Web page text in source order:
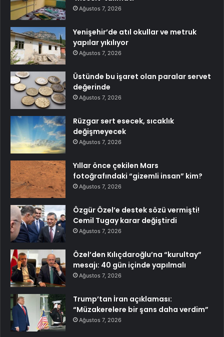
Ağustos 7, 2026
Yenişehir’de atıl okullar ve metruk
yapılar yıkılıyor
Ağustos 7, 2026
Üstünde bu işaret olan paralar servet
değerinde
Ağustos 7, 2026
Rüzgar sert esecek, sıcaklık
değişmeyecek
Ağustos 7, 2026
Yıllar önce çekilen Mars
fotoğrafındaki “gizemli insan” kim?
Ağustos 7, 2026
Özgür Özel’e destek sözü vermişti!
Cemil Tugay karar değiştirdi
Ağustos 7, 2026
Özel’den Kılıçdaroğlu’na “kurultay”
mesajı: 40 gün içinde yapılmalı
Ağustos 7, 2026
Trump’tan İran açıklaması:
“Müzakerelere bir şans daha verdim”
Ağustos 7, 2026